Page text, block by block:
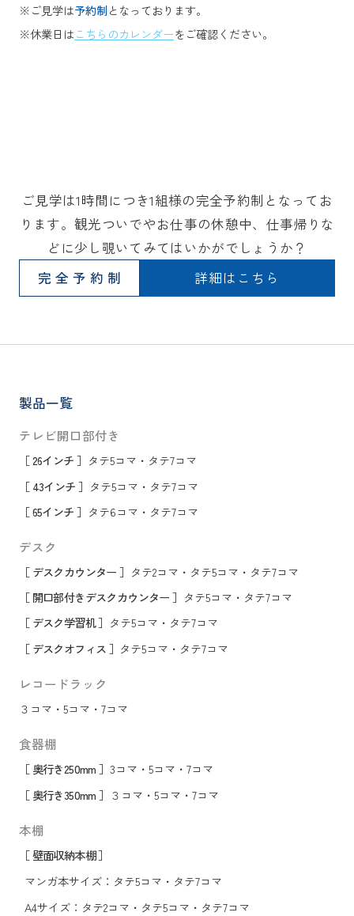
※ご見学は予約制となっております。
※休業日はこちらのカレンダーをご確認ください。
ご見学は1時間につき1組様の完全予約制となってお
ります。観光ついでやお仕事の休憩中、仕事帰りな
どに少し覗いてみてはいかがでしょうか？
完全予約制
詳細はこちら
製品一覧
テレビ開口部付き
［ 26インチ ］ タテ5コマ ・ タテ7コマ
［ 43インチ ］ タテ5コマ ・ タテ7コマ
［ 65インチ ］ タテ6コマ ・ タテ7コマ
デスク
［ デスクカウンター ］ タテ2コマ ・ タテ5コマ ・ タテ7コマ
［ 開口部付きデスクカウンター ］ タテ5コマ ・ タテ7コマ
［ デスク学習机 ］ タテ5コマ ・ タテ7コマ
［ デスクオフィス ］ タテ5コマ ・ タテ7コマ
レコードラック
３コマ ・ 5コマ ・ 7コマ
食器棚
［ 奥行き250mm ］ 3コマ ・ 5コマ ・ 7コマ
［ 奥行き350mm ］ ３コマ ・ 5コマ ・ 7コマ
本棚
［ 壁面収納本棚 ］
マンガ本サイズ： タテ5コマ ・ タテ7コマ
A4サイズ： タテ2コマ ・ タテ5コマ ・ タテ7コマ